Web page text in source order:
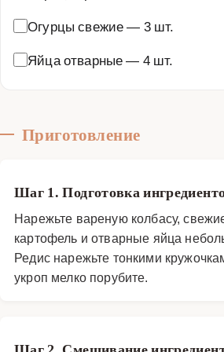
Огурцы свежие— 3 шт.
Яйца отварные— 4 шт.
Приготовление
Шаг 1. Подготовка
Нарежьте вареную колбасу,
картофель и отварные яйца
Редис нарежьте тонкими
укроп мелко порубите.